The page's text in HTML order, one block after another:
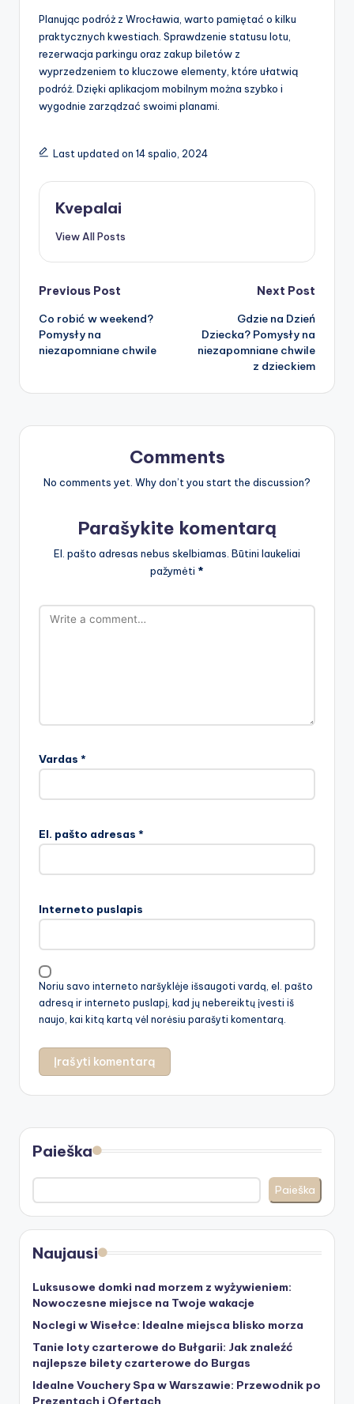
Planując podróż z Wrocławia, warto pamiętać o kilku
praktycznych kwestiach. Sprawdzenie statusu lotu,
rezerwacja parkingu oraz zakup biletów z
wyprzedzeniem to kluczowe elementy, które ułatwią
podróż. Dzięki aplikacjom mobilnym można szybko i
wygodnie zarządzać swoimi planami.
Last updated on 14 spalio, 2024
Kvepalai
View All Posts
Post
navigation
Previous Post
Co robić w weekend?
Pomysły na
niezapomniane chwile
Next Post
Gdzie na Dzień
Dziecka? Pomysły na
niezapomniane chwile
z dzieckiem
Comments
No comments yet. Why don’t you start the discussion?
Parašykite komentarą
El. pašto adresas nebus skelbiamas. Būtini laukeliai
pažymėti *
Vardas *
El. pašto adresas *
Interneto puslapis
Noriu savo interneto naršyklėje išsaugoti vardą, el. pašto
adresą ir interneto puslapį, kad jų nebereiktų įvesti iš
naujo, kai kitą kartą vėl norėsiu parašyti komentarą.
Paieška
Paieška
Naujausi
Luksusowe domki nad morzem z wyżywieniem:
Nowoczesne miejsce na Twoje wakacje
Noclegi w Wisełce: Idealne miejsca blisko morza
Tanie loty czarterowe do Bułgarii: Jak znaleźć
najlepsze bilety czarterowe do Burgas
Idealne Vouchery Spa w Warszawie: Przewodnik po
Prezentach i Ofertach